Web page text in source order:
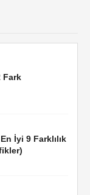
Fark
İyi 9 Farklılık